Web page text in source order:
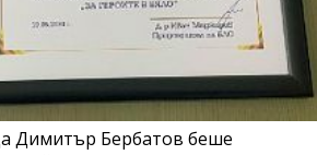
Димитър Бербатов беше